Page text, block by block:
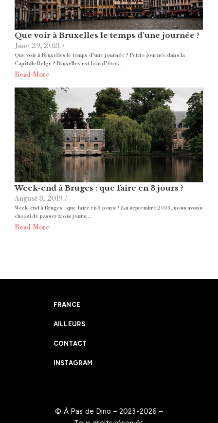
Que voir à Bruxelles le temps d’une journée ?
June 29, 2021 /
Que voir à Bruxelles le temps d’une journée ? Petite journée dans la
Capitale Belge ? Bruxelles est loin d’être...
Read More
Week-end à Bruges : que faire en 3 jours ?
August 8, 2019 /
Week-end à Bruges : que faire en 3 jours ? En septembre 2019, nous avons
choisi de passer trois jours...
Read More
FRANCE
AILLEURS
CONTACT
INSTAGRAM
© À Pas de Dino – 2023-2026 –